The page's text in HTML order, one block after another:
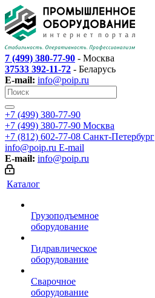
7 (499) 380-77-90 - Москва
37533 392-11-72 - Беларусь
E-mail: info@poip.ru
+7 (499) 380-77-90
+7 (499) 380-77-90 Москва
+7 (812) 602-77-08 Санкт-Петербург
info@poip.ru E-mail
E-mail: info@poip.ru
Каталог
Грузоподъемное
оборудование
Гидравлическое
оборудование
Сварочное
оборудование